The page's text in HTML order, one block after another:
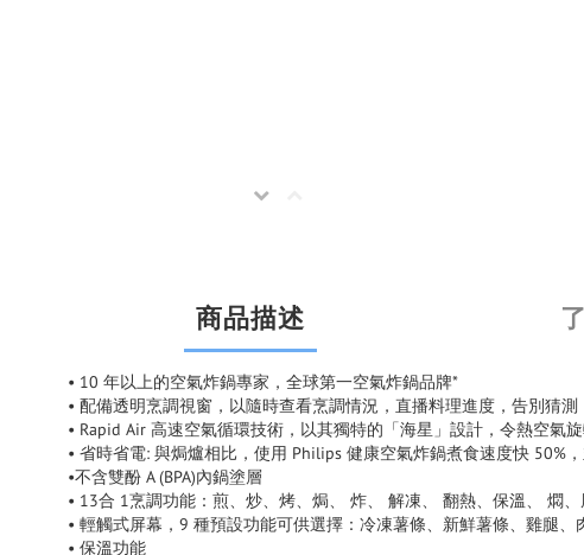
商品描述
• 10 年以上的空氣炸鍋專家，全球第一空氣炸鍋品牌*
• 配備透明烹調視窗，以隨時查看烹調情況，直播料理進度，告別猜測
• Rapid Air 高速空氣循環技術，以其獨特的「海星」設計，令熱空氣
• 省時省電: 與焗爐相比，使用 Philips 健康空氣炸鍋煮食速度快 50%
•不含雙酚 A (BPA)內鍋塗層
• 13合 1烹調功能：煎、炒、烤、焗、 炸、 解凍、 翻熱、保溫、 燜
• 輕觸式屏幕，9 種預設功能可供選擇：冷凍薯條、新鮮薯條、雞腿
• 保溫功能